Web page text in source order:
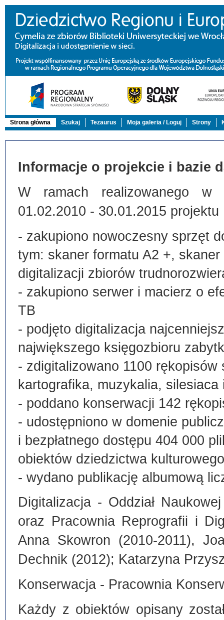
Strona główna Szukaj Tezaurus Moja galeria / Loguj Strony
Informacje o projekcie i bazie
W ramach realizowanego w
01.02.2010 - 30.01.2015 projektu
- zakupiono nowoczesny sprzęt
tym: skaner formatu A2 +,
digitalizacji zbiorów
- zakupiono serwer i macierz o
TB
- podjęto digitalizacja
największego księgozbioru
- zdigitalizowano 1100
kartografika, muzykalia, silesiaca
- poddano konserwacji 142
- udostępniono w domenie
i bezpłatnego dostępu 404 000
obiektów dziedzictwa kulturowego
- wydano publikację albumową
Digitalizacja - Oddział
oraz Pracownia Reprografii i
Anna Skowron (2010-2011),
Dechnik (2012); Katarzyna
Konserwacja - Pracownia
Każdy z obiektów opisany